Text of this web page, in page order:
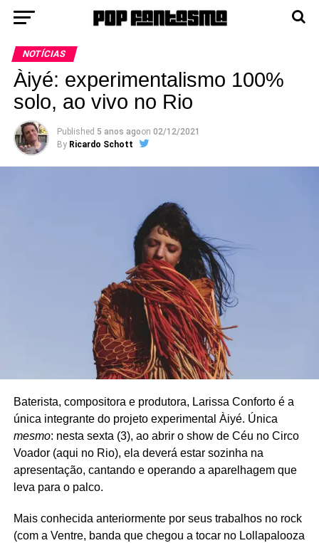
NOTÍCIAS
Àiyé: experimentalismo 100%
solo, ao vivo no Rio
Published 5 anos agoon 02/12/2021
By Ricardo Schott
Baterista, compositora e produtora, Larissa Conforto é a
única integrante do projeto experimental Àiyé. Única
mesmo: nesta sexta (3), ao abrir o show de Céu no Circo
Voador (aqui no Rio), ela deverá estar sozinha na
apresentação, cantando e operando a aparelhagem que
leva para o palco.
Mais conhecida anteriormente por seus trabalhos no rock
(com a Ventre, banda que chegou a tocar no Lollapalooza